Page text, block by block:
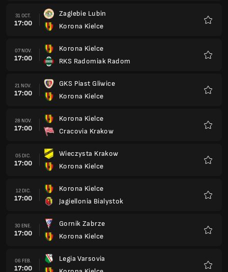
31 OCT.
17:00
Zaglebie Lubin
Korona Kielce
07 NOV.
17:00
Korona Kielce
RKS Radomiak Radom
21 NOV.
17:00
GKS Piast Gliwice
Korona Kielce
28 NOV.
17:00
Korona Kielce
Cracovia Krakow
05 DIC.
17:00
Wieczysta Krakow
Korona Kielce
12 DIC.
17:00
Korona Kielce
Jagiellonia Bialystok
30 ENE.
17:00
Gornik Zabrze
Korona Kielce
06 FEB.
17:00
Legia Varsovia